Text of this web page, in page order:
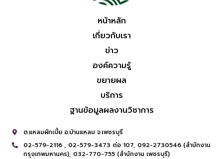
หน้าหลัก
เกี่ยวกับเรา
ข่าว
องค์ความรู้
ขยายผล
บริการ
ฐานข้อมูลผลงานวิชาการ
ต.แหลมผักเบี้ย อ.บ้านแหลม จ.เพชรบุรี
02-579-2116 , 02-579-3473 ต่อ 107, 092-2730546 (สำนักงาน
กรุงเทพมหานคร), 032-770-755 (สำนักงาน เพชรบุรี)